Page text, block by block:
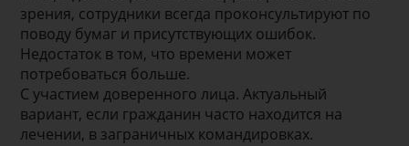
зрения, сотрудники всегда проконсультируют по
поводу бумаг и присутствующих ошибок.
Недостаток в том, что времени может
потребоваться больше.
С участием доверенного лица. Актуальный
вариант, если гражданин часто находится на
лечении, в заграничных командировках.